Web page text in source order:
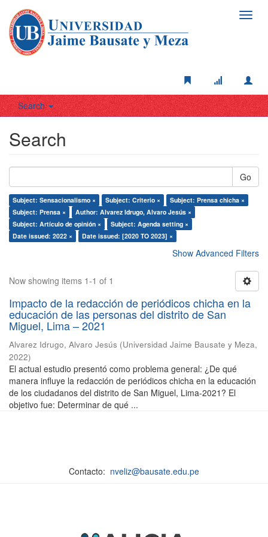
Search
Search
Go
Subject: Sensacionalismo × Subject: Criterio ×
Subject: Prensa chicha ×
Subject: Prensa ×
Author: Alvarez Idrugo, Alvaro Jesús ×
Subject: Artículo de opinión ×
Subject: Agenda setting ×
Date issued: 2022 ×
Date issued: [2020 TO 2023] ×
Show Advanced Filters
Now showing items 1-1 of 1
Impacto de la redacción de periódicos chicha en la
educación de las personas del distrito de San
Miguel, Lima – 2021
Alvarez Idrugo, Alvaro Jesús (Universidad Jaime Bausate y Meza,
2022)
El actual estudio presentó como problema general: ¿De qué
manera influye la redacción de periódicos chicha en la educación
de los ciudadanos del distrito de San Miguel, Lima-2021? El
objetivo fue: Determinar de qué ...
Contacto: nveliz@bausate.edu.pe